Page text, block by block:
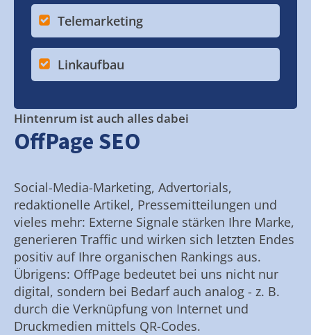
Telemarketing
Linkaufbau
Hintenrum ist auch alles dabei
OffPage SEO
Social-Media-Marketing, Advertorials,
redaktionelle Artikel, Pressemitteilungen und
vieles mehr: Externe Signale stärken Ihre Marke,
generieren Traffic und wirken sich letzten Endes
positiv auf Ihre organischen Rankings aus.
Übrigens: OffPage bedeutet bei uns nicht nur
digital, sondern bei Bedarf auch analog - z. B.
durch die Verknüpfung von Internet und
Druckmedien mittels QR-Codes.